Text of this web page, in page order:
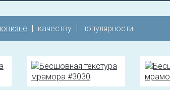
| качеству | популярности